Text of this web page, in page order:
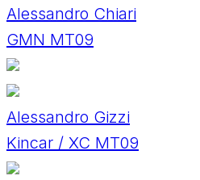
Alessandro Chiari
GMN MT09
Alessandro Gizzi
Kincar / XC MT09